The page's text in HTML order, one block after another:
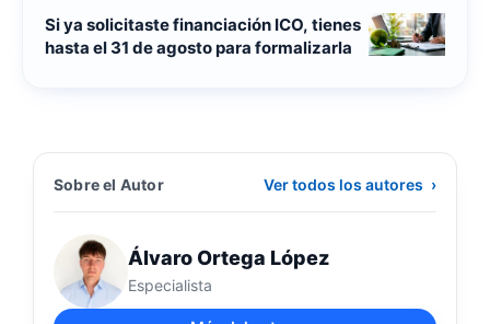
Si ya solicitaste financiación ICO, tienes
hasta el 31 de agosto para formalizarla
Sobre el Autor Ver todos los autores ›
Álvaro Ortega López
Especialista